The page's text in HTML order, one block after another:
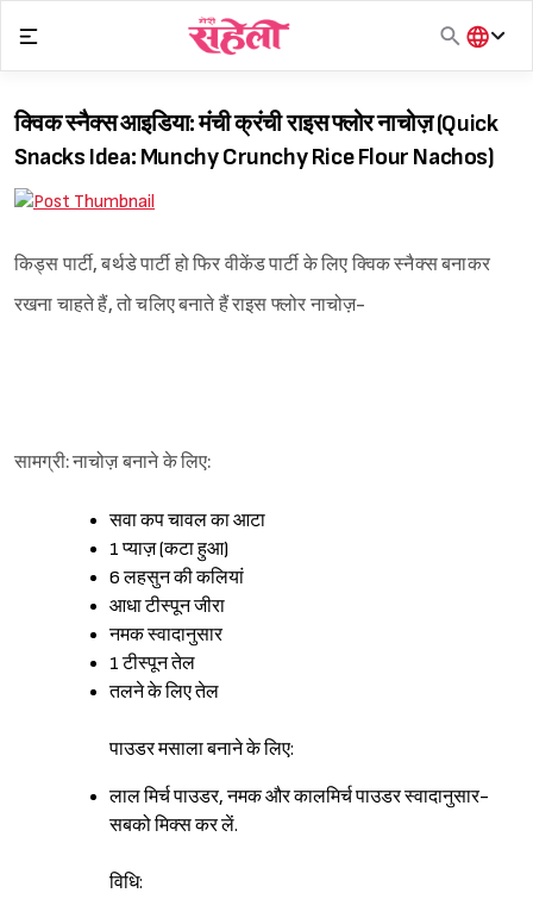
content
हिंदी
मराठी
क्विक स्नैक्स आइडिया: मंची क्रंची राइस फ्लोर नाचोज़ (Quick
Snacks Idea: Munchy Crunchy Rice Flour Nachos)
किड्स पार्टी, बर्थडे पार्टी हो फिर वीकेंड पार्टी के लिए क्विक स्नैक्स बनाकर
रखना चाहते हैं, तो चलिए बनाते हैं राइस फ्लोर नाचोज़-
सामग्री: नाचोज़ बनाने के लिए:
सवा कप चावल का आटा
1 प्याज़ (कटा हुआ)
6 लहसुन की कलियां
आधा टीस्पून जीरा
नमक स्वादानुसार
1 टीस्पून तेल
तलने के लिए तेल
पाउडर मसाला बनाने के लिए:
लाल मिर्च पाउडर, नमक और कालमिर्च पाउडर स्वादानुसार-
सबको मिक्स कर लें.
विधि: